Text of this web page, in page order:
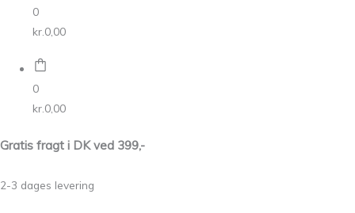
0
kr. 0,00
0
kr. 0,00
Gratis fragt i DK ved 399,-
2-3 dages levering